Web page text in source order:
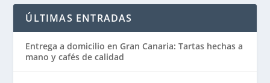
ÚLTIMAS ENTRADAS
Entrega a domicilio en Gran Canaria: Tartas hechas a
mano y cafés de calidad